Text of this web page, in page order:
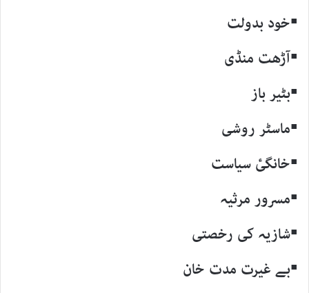
▪خود بدولت
▪آڑھت منڈی
▪بٹیر باز
▪ماسٹر روشی
▪خانگیٔ سیاست
▪مسرور مرثیہ
▪شازیہ کی رخصتی
▪بے غیرت مدت خان